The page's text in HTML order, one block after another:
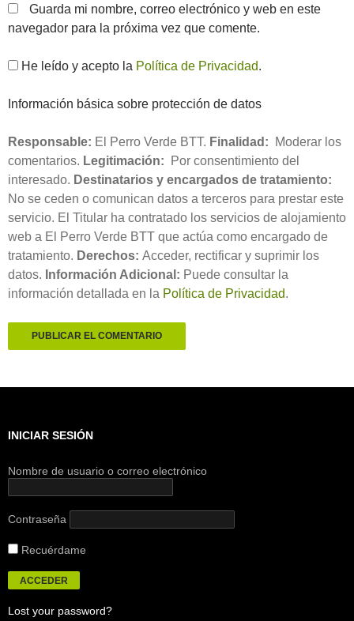
Guarda mi nombre, correo electrónico y web en este
navegador para la próxima vez que comente.
He leído y acepto la Política de Privacidad.
Información básica sobre protección de datos
Responsable: El Perro Verde BTT. Finalidad: Moderar los
comentarios. Legitimación: Por consentimiento del
interesado. Destinatarios y encargados de tratamiento:
No se ceden o comunican datos a terceros para prestar este
servicio. El Titular ha contratado los servicios de alojamiento
web a El Perro Verde BTT que actúa como encargado de
tratamiento. Derechos: Acceder, rectificar y suprimir los
datos. Información Adicional: Puede consultar la
información detallada en la Política de Privacidad.
INICIAR SESIÓN
Nombre de usuario o correo electrónico
Contraseña
Recuérdame
Lost your password?